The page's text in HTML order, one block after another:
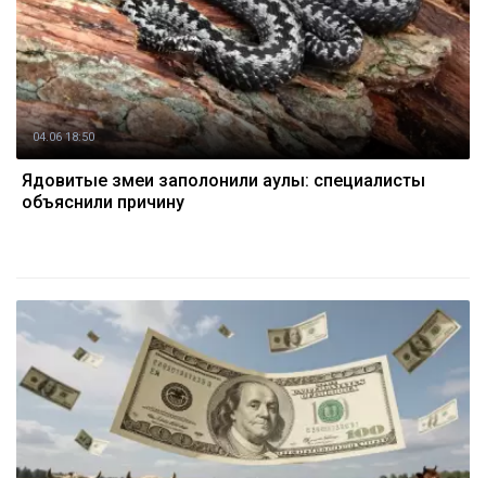
04.06 18:50
Ядовитые змеи заполонили аулы: специалисты
объяснили причину